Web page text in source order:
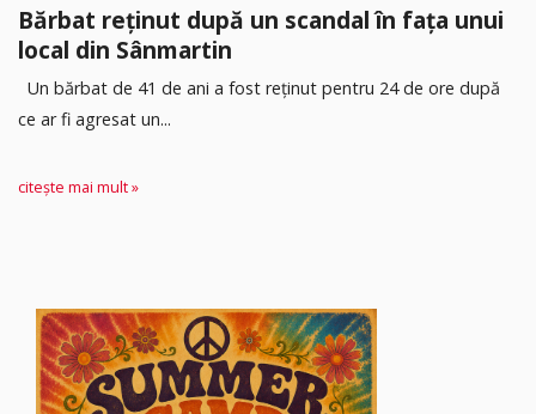
Bărbat reținut după un scandal în fața unui
local din Sânmartin
Un bărbat de 41 de ani a fost reținut pentru 24 de ore după
ce ar fi agresat un...
citește mai mult »